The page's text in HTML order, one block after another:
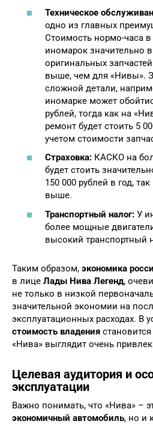
Техническое
одно из главных
Стоимость нормо-часа в
иномарок значительно
оригинальных
выше, чем для «Нивы».
сложной детали,
иномарке может
рублей, тогда как на
ремонт будет стоить 5
учетом стоимости
Страховка: КАСКО на
будет стоить
150 000 рублей в год,
выше.
Транспортный налог: У
более мощные
высокий транспортный
Таким образом, экономика
в лице Лады Нива Легенд,
не только в низкой
значительной экономии на
эксплуатационных расходах. В
стоимость владения
«Нива» выглядит очень
Целевая аудитория и
эксплуатации
Важно понимать, что «Нива» –
экономичный автомобиль, но и